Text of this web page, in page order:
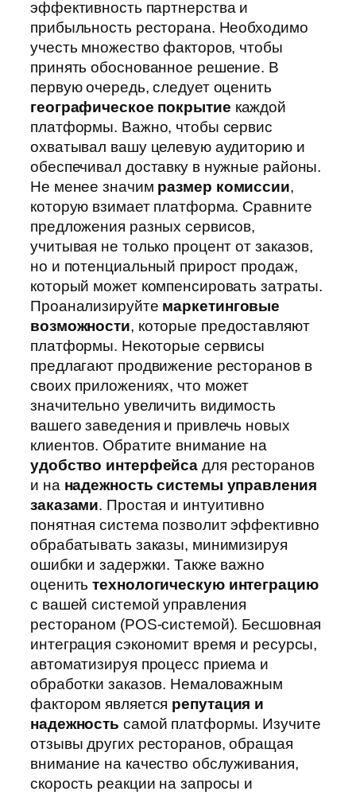
эффективность партнерства и
прибыльность ресторана. Необходимо
учесть множество факторов, чтобы
принять обоснованное решение. В
первую очередь, следует оценить
географическое покрытие каждой
платформы. Важно, чтобы сервис
охватывал вашу целевую аудиторию и
обеспечивал доставку в нужные районы.
Не менее значим размер комиссии,
которую взимает платформа. Сравните
предложения разных сервисов,
учитывая не только процент от заказов,
но и потенциальный прирост продаж,
который может компенсировать затраты.
Проанализируйте маркетинговые
возможности, которые предоставляют
платформы. Некоторые сервисы
предлагают продвижение ресторанов в
своих приложениях, что может
значительно увеличить видимость
вашего заведения и привлечь новых
клиентов. Обратите внимание на
удобство интерфейса для ресторанов
и на надежность системы управления
заказами. Простая и интуитивно
понятная система позволит эффективно
обрабатывать заказы, минимизируя
ошибки и задержки. Также важно
оценитьтехнологическую интеграцию
с вашей системой управления
рестораном (POS-системой). Бесшовная
интеграция сэкономит время и ресурсы,
автоматизируя процесс приема и
обработки заказов. Немаловажным
фактором является репутация и
надежность самой платформы. Изучите
отзывы других ресторанов, обращая
внимание на качество обслуживания,
скорость реакции на запросы и